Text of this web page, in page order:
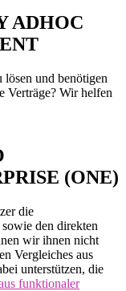
ADHOC
und benötigen
Verträge? Wir helfen
(ONE)
die
den direkten
wir ihnen nicht
Vergleiches aus
unterstützen, die
funktionaler